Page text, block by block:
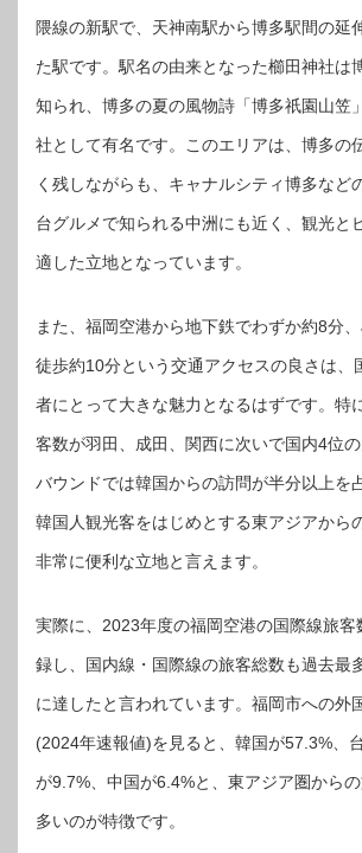
隈線の新駅で、天神南駅から博多駅間の延
た駅です。駅名の由来となった櫛田神社は
知られ、博多の夏の風物詩「博多祇園山笠
社として有名です。このエリアは、博多の
く残しながらも、キャナルシティ博多など
台グルメで知られる中洲にも近く、観光と
適した立地となっています。
また、福岡空港から地下鉄でわずか約8分
徒歩約10分という交通アクセスの良さは、
者にとって大きな魅力となるはずです。特
客数が羽田、成田、関西に次いで国内4位
バウンドでは韓国からの訪問が半分以上を
韓国人観光客をはじめとする東アジアから
非常に便利な立地と言えます。
実際に、2023年度の福岡空港の国際線旅客
録し、国内線・国際線の旅客総数も過去最
に達したと言われています。福岡市への外
(2024年速報値)を見ると、韓国が57.3%、
が9.7%、中国が6.4%と、東アジア圏から
多いのが特徴です。